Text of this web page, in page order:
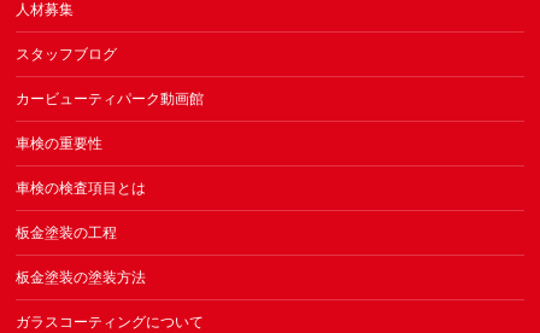
人材募集
スタッフブログ
カービューティパーク動画館
車検の重要性
車検の検査項目とは
板金塗装の工程
板金塗装の塗装方法
ガラスコーティングについて